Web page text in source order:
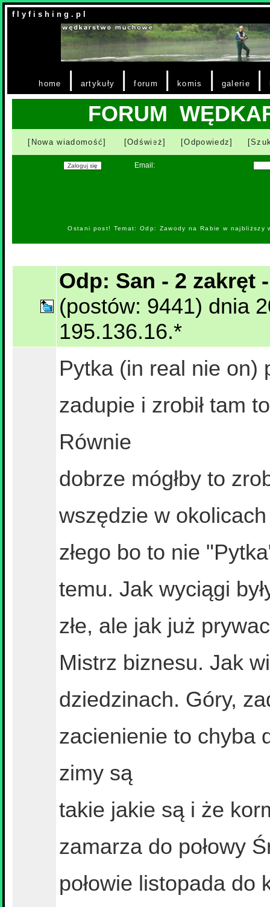
f l y f i s h i n g . p l
home | artykuły |forum | komis | galerie |
FORUM
[Nowa wiadomość] [Odśwież] [Odpowiedz]
Email:
Ostani post! Temat: Odp: Zawody na Rabie w
Odp: San - 2 zakręt
(postów: 9441) dnia
195.136.16.*
Pytka (in real nie on)
zadupie i zrobił tam
Równie
dobrze mógłby to
wszędzie w
złego bo to nie
temu. Jak wyciągi
złe, ale jak już
Mistrz biznesu. Jak
dziedzinach. Góry,
zacienienie to chyba
zimy są
takie jakie są i że
zamarza do połowy
połowie listopada do